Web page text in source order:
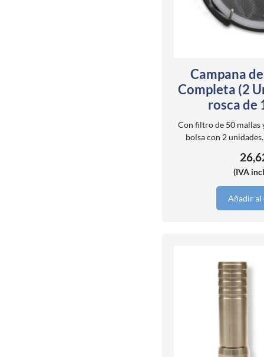
Campana
Completa (2
rosca de
Con filtro de 50 mallas
bolsa con 2
(IVA
Añadir